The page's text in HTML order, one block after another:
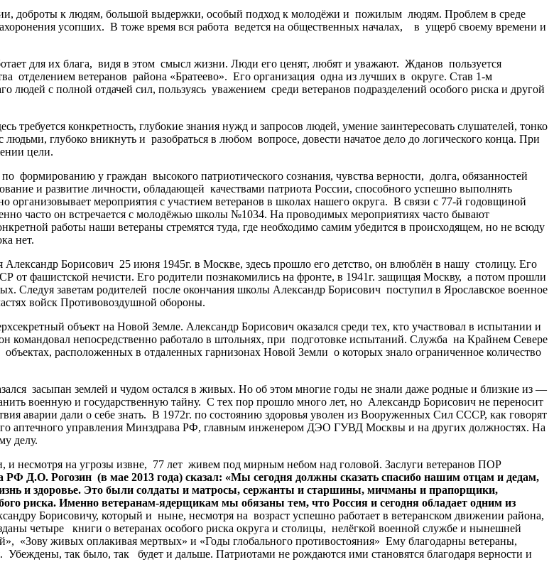
доброты к людям, большой выдержки, особый подход к молодёжи и пожилым людям. Проблем в среде
усопших. В тоже время вся работа ведется на общественных началах, в ущерб своему времени и
для их блага, видя в этом смысл жизни. Люди его ценят, любят и уважают. Жданов пользуется
отделением ветеранов района «Братеево». Его организация одна из лучших в округе. Став 1-м
с полной отдачей сил, пользуясь уважением среди ветеранов подразделений особого риска и другой
требуется конкретность, глубокие знания нужд и запросов людей, умение заинтересовать слушателей, тонко
глубоко вникнуть и разобраться в любом вопросе, довести начатое дело до логического конца. При
цели.
формированию у граждан высокого патриотического сознания, чувства верности, долга, обязанностей
и развитие личности, обладающей качествами патриота России, способного успешно выполнять
мероприятия с участием ветеранов в школах нашего округа. В связи с 77-й годовщиной
часто он встречается с молодёжью школы №1034. На проводимых мероприятиях часто бывают
работы наши ветераны стремятся туда, где необходимо самим убедится в происходящем, но не всюду
нет.
Борисович 25 июня 1945г. в Москве, здесь прошло его детство, он влюблён в нашу столицу. Его
фашистской нечисти. Его родители познакомились на фронте, в 1941г. защищая Москву, а потом прошли
заветам родителей после окончания школы Александр Борисович поступил в Ярославское военное
войск Противовоздушной обороны.
объект на Новой Земле. Александр Борисович оказался среди тех, кто участвовал в испытании и
непосредственно работало в штольнях, при подготовке испытаний. Служба на Крайнем Севере
расположенных в отдаленных гарнизонах Новой Земли о которых знало ограниченное количество
засыпан землей и чудом остался в живых. Но об этом многие годы не знали даже родные и близкие из —
военную и государственную тайну. С тех пор прошло много лет, но Александр Борисович не переносит
аварии дали о себе знать. В 1972г. по состоянию здоровья уволен из Вооруженных Сил СССР, как говорят
аптечного управления Минздрава РФ, главным инженером ДЭО ГУВД Москвы и на других должностях. На
делу.
на угрозы извне, 77 лет живем под мирным небом над головой. Заслуги ветеранов ПОР
РФ Д.О. Рогозин (в мае 2013 года) сказал: «Мы сегодня должны сказать спасибо нашим отцам и дедам,
и здоровье. Это были солдаты и матросы, сержанты и старшины, мичманы и прапорщики,
риска. Именно ветеранам-ядерщикам мы обязаны тем, что Россия и сегодня обладает одним из
Борисовичу, который и ныне, несмотря на возраст успешно работает в ветеранском движении района,
четыре книги о ветеранах особого риска округа и столицы, нелёгкой военной службе и нынешней
«Зову живых оплакивая мертвых» и «Годы глобального противостояния» Ему благодарны ветераны,
так было, так будет и дальше. Патриотами не рождаются ими становятся благодаря верности и